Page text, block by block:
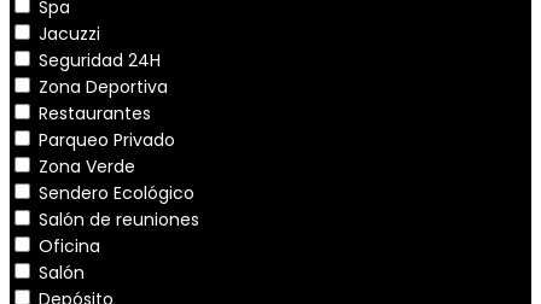
Spa
Jacuzzi
Seguridad 24H
Zona Deportiva
Restaurantes
Parqueo Privado
Zona Verde
Sendero Ecológico
Salón de reuniones
Oficina
Salón
Depósito